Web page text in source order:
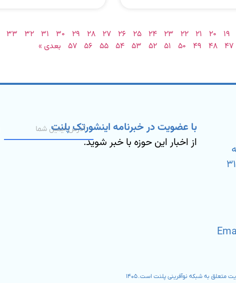
۱۹ ۲۰ ۲۱ ۲۲ ۲۳ ۲۴ ۲۵ ۲۶ ۲۷ ۲۸ ۲۹ ۳۰ ۳۱ ۳۲ ۳۳
۴۷ ۴۸ ۴۹ ۵۰ ۵۱ ۵۲ ۵۳ ۵۴ ۵۵ ۵۶ ۵۷ بعدی »
بیمه، خیابان شهید مسعود آزمون نیا، کارخانه نوآوری آزادی، پلاک ۳۱
با عضویت در خبرنامه اینشورتک پلنت
از اخبار این حوزه با خبر شوید.
متعلق به شبکه نوآفرینی پلنت است. ۱۴۰۵